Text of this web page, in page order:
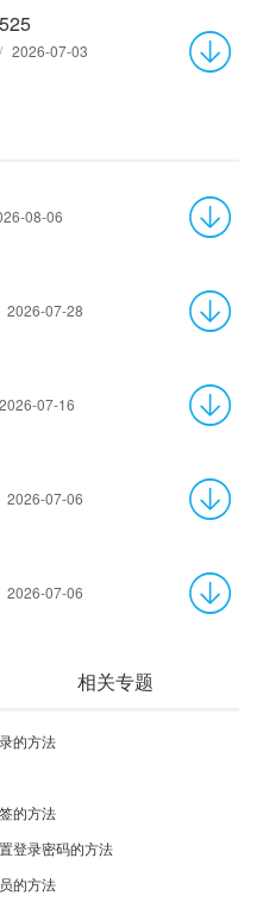
/ 2026-07-03
08-06
2026-07-28
2026-07-16
2026-07-06
2026-07-06
相关专题
的方法
的方法
登录密码的方法
的方法